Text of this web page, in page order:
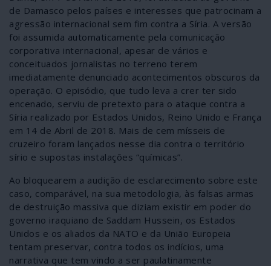
de Damasco pelos países e interesses que patrocinam a
agressão internacional sem fim contra a Síria. A versão
foi assumida automaticamente pela comunicação
corporativa internacional, apesar de vários e
conceituados jornalistas no terreno terem
imediatamente denunciado acontecimentos obscuros da
operação. O episódio, que tudo leva a crer ter sido
encenado, serviu de pretexto para o ataque contra a
Síria realizado por Estados Unidos, Reino Unido e França
em 14 de Abril de 2018. Mais de cem mísseis de
cruzeiro foram lançados nesse dia contra o território
sírio e supostas instalações “químicas”.
Ao bloquearem a audição de esclarecimento sobre este
caso, comparável, na sua metodologia, às falsas armas
de destruição massiva que diziam existir em poder do
governo iraquiano de Saddam Hussein, os Estados
Unidos e os aliados da NATO e da União Europeia
tentam preservar, contra todos os indícios, uma
narrativa que tem vindo a ser paulatinamente